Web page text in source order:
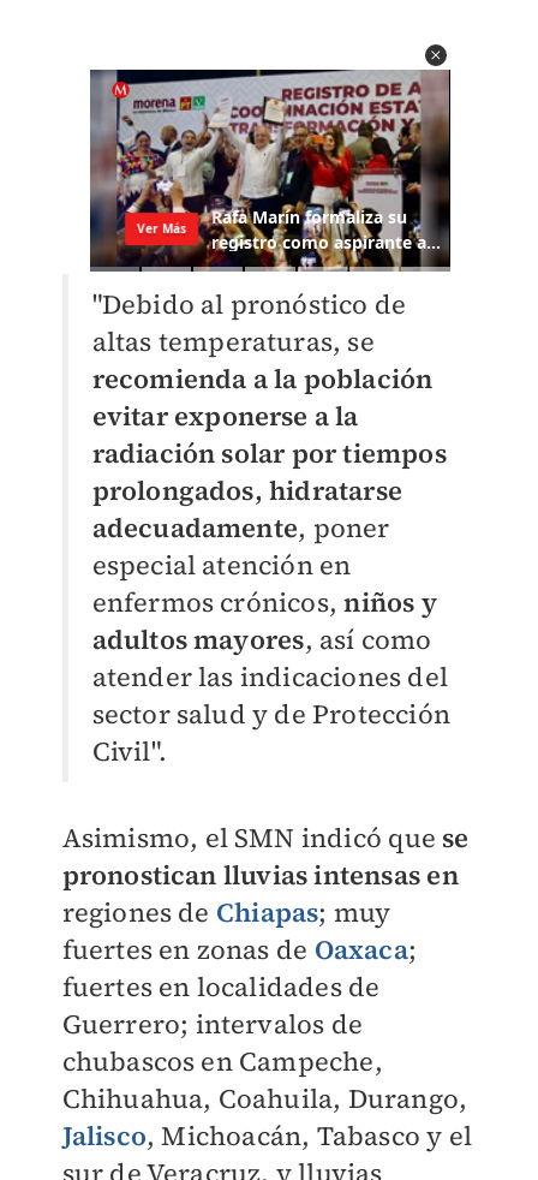
"Debido al pronóstico de
altas temperaturas, se
recomienda a la población
evitar exponerse a la
radiación solar por tiempos
prolongados, hidratarse
adecuadamente, poner
especial atención en
enfermos crónicos, niños y
adultos mayores, así como
atender las indicaciones del
sector salud y de Protección
Civil".
Asimismo, el SMN indicó que se
pronostican lluvias intensas en
regiones de Chiapas; muy
fuertes en zonas de Oaxaca;
fuertes en localidades de
Guerrero; intervalos de
chubascos en Campeche,
Chihuahua, Coahuila, Durango,
Jalisco, Michoacán, Tabasco y el